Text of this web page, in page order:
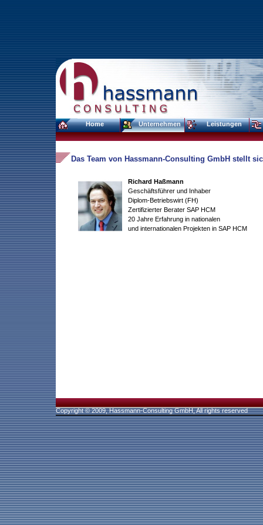
Home Unternehmen Leistungen
Das Team von Hassmann-Consulting GmbH stellt
Richard Haßmann
Geschäftsführer und Inhaber
Diplom-Betriebswirt (FH)
Zertifizierter Berater SAP HCM
20 Jahre Erfahrung in nationalen
und internationalen Projekten in SAP HCM
Copyright © 2009, Hassmann-Consulting GmbH, All rights reserved